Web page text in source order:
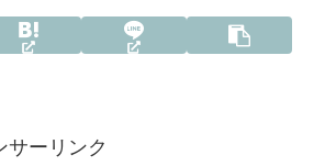
サーリンク